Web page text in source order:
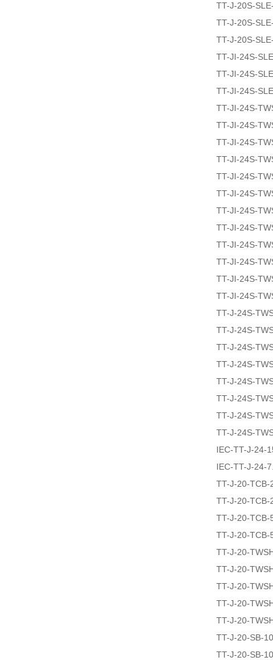
TT-J-20S-
TT-J-20S-
TT-J-20S-
TT-JI-24S-
TT-JI-24S-
TT-JI-24S-
TT-JI-24S-
TT-JI-24S-
TT-JI-24S-
TT-JI-24S-
TT-JI-24S-
TT-JI-24S-
TT-JI-24S-
TT-JI-24S-
TT-JI-24S-
TT-JI-24S-
TT-JI-24S-
TT-JI-24S-
TT-J-24S-
TT-J-24S-
TT-J-24S-
TT-J-24S-
TT-J-24S-
TT-J-24S-
TT-J-24S-
TT-J-24S-
IEC-TT-J-24-
IEC-TT-J-24-
TT-J-20-TCB-
TT-J-20-TCB-
TT-J-20-TCB-
TT-J-20-TCB-
TT-J-20-
TT-J-20-
TT-J-20-
TT-J-20-
TT-J-20-
TT-J-20-SB-
TT-J-20-SB-